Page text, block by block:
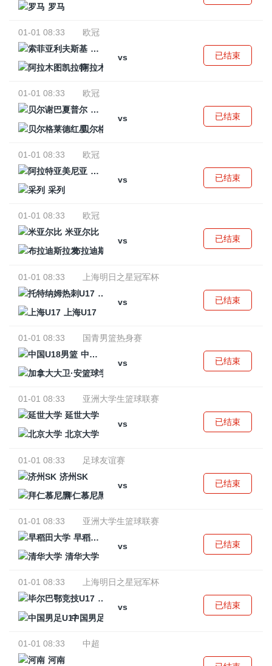
罗马
01-01 08:33
欧冠
索菲亚利夫斯基
vs
阿拉木图凯拉特
已结束
01-01 08:33
欧冠
贝尔谢巴夏普尔
vs
贝尔格莱德红星
已结束
01-01 08:33
欧冠
阿拉特亚美尼亚
vs
采列
已结束
01-01 08:33
欧冠
米亚尔比
vs
布拉迪斯拉发
已结束
01-01 08:33
上海明日之星冠军杯
托特纳姆热刺U17
vs
上海U17
已结束
01-01 08:33
国青男篮热身赛
中国U18男篮
vs
已结束
01-01 08:33
亚洲大学生篮球联赛
延世大学
vs
北京大学
已结束
01-01 08:33
足球友谊赛
济州SK
vs
拜仁慕尼黑
已结束
01-01 08:33
亚洲大学生篮球联赛
早稻田大学
vs
清华大学
已结束
01-01 08:33
上海明日之星冠军杯
毕尔巴鄂竞技U17
vs
中国男足U17
已结束
01-01 08:33
中超
河南